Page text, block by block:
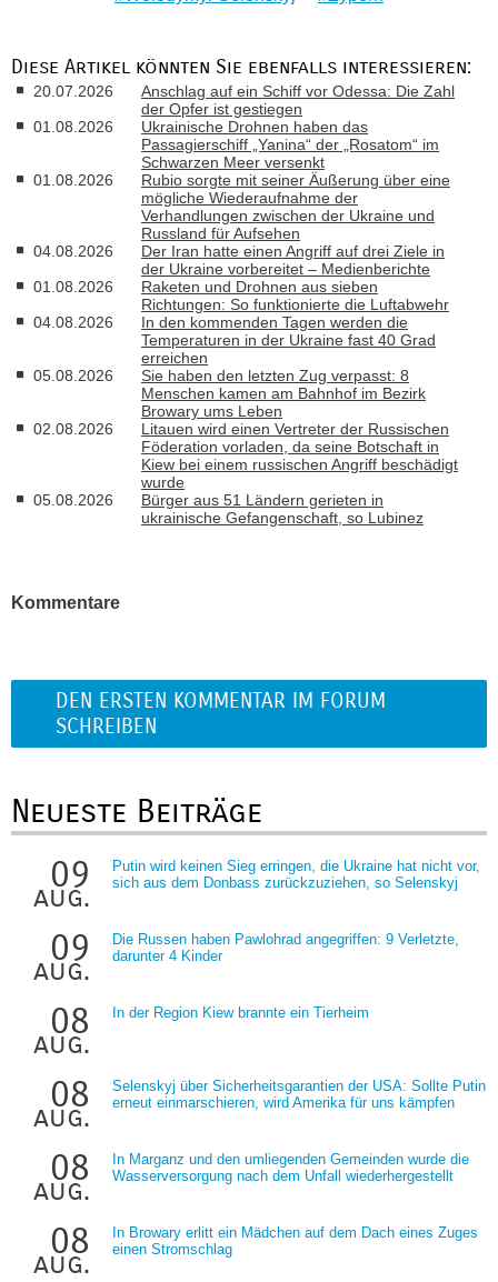
Diese Artikel könnten Sie ebenfalls interessieren:
20.07.2026
Anschlag auf ein Schiff vor Odessa: Die Zahl
der Opfer ist gestiegen
01.08.2026
Ukrainische Drohnen haben das
Passagierschiff „Yanina“ der „Rosatom“ im
Schwarzen Meer versenkt
01.08.2026
Rubio sorgte mit seiner Äußerung über eine
mögliche Wiederaufnahme der
Verhandlungen zwischen der Ukraine und
Russland für Aufsehen
04.08.2026
Der Iran hatte einen Angriff auf drei Ziele in
der Ukraine vorbereitet – Medienberichte
01.08.2026
Raketen und Drohnen aus sieben
Richtungen: So funktionierte die Luftabwehr
04.08.2026
In den kommenden Tagen werden die
Temperaturen in der Ukraine fast 40 Grad
erreichen
05.08.2026
Sie haben den letzten Zug verpasst: 8
Menschen kamen am Bahnhof im Bezirk
Browary ums Leben
02.08.2026
Litauen wird einen Vertreter der Russischen
Föderation vorladen, da seine Botschaft in
Kiew bei einem russischen Angriff beschädigt
wurde
05.08.2026
Bürger aus 51 Ländern gerieten in
ukrainische Gefangenschaft, so Lubinez
Kommentare
DEN ERSTEN KOMMENTAR IM FORUM
SCHREIBEN
Neueste Beiträge
09
aug.
Putin wird keinen Sieg erringen, die Ukraine hat nicht vor,
sich aus dem Donbass zurückzuziehen, so Selenskyj
09
aug.
Die Russen haben Pawlohrad angegriffen: 9 Verletzte,
darunter 4 Kinder
08
aug.
In der Region Kiew brannte ein Tierheim
08
aug.
Selenskyj über Sicherheitsgarantien der USA: Sollte Putin
erneut einmarschieren, wird Amerika für uns kämpfen
08
aug.
In Marganz und den umliegenden Gemeinden wurde die
Wasserversorgung nach dem Unfall wiederhergestellt
08
aug.
In Browary erlitt ein Mädchen auf dem Dach eines Zuges
einen Stromschlag